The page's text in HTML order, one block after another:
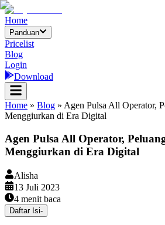
Home
Panduan
Pricelist
Blog
Login
Download
Home » Blog » Agen Pulsa All Operator,
Menggiurkan di Era Digital
Agen Pulsa All Operator,
Menggiurkan di Era Digital
Alisha
13 Juli 2023
4 menit baca
Daftar Isi-